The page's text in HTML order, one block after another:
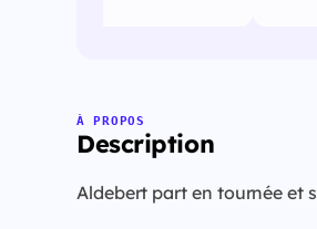
À PROPOS
Description
Aldebert part en tournée et